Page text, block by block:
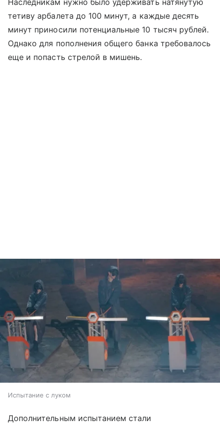
тетиву арбалета до 100 минут, а каждые десять
минут приносили потенциальные 10 тысяч рублей.
Однако для пополнения общего банка требовалось
еще и попасть стрелой в мишень.
Испытание с луком
Дополнительным испытанием стали